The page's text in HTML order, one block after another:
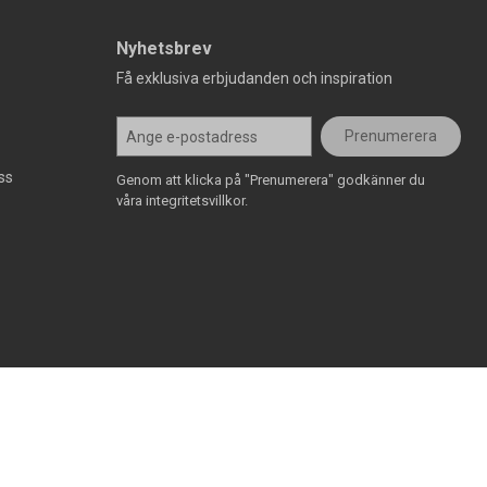
Nyhetsbrev
Få exklusiva erbjudanden och inspiration
Prenumerera
Genom att klicka på "Prenumerera" godkänner du
våra integritetsvillkor.